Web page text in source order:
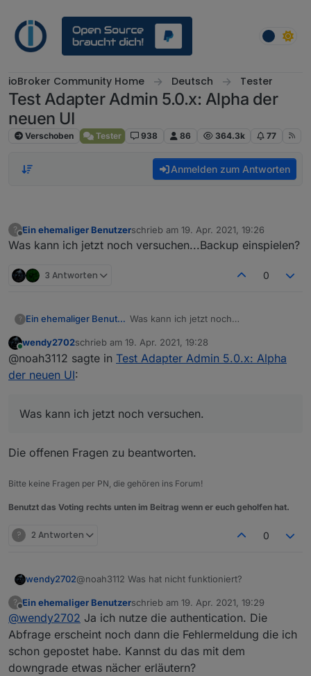
ioBroker Community Home Deutsch Tester
Test Adapter Admin 5.0.x: Alpha der
neuen UI
Verschoben Tester 938 86 364.3k 77
Anmelden zum Antworten
?
Offline
Ein ehemaliger Benutzerschrieb am 19. Apr. 2021, 19:26
zuletzt editiert von
Was kann ich jetzt noch versuchen...Backup einspielen?
3 Antworten 0
? Ein ehemaliger Benutzer Was kann ich jetzt noch
Online
wendy2702schrieb am 19. Apr. 2021, 19:28
zuletzt editiert von
@noah3112 sagte in Test Adapter Admin 5.0.x: Alpha
der neuen UI:
Was kann ich jetzt noch versuchen.
Die offenen Fragen zu beantworten.
Bitte keine Fragen per PN, die gehören ins Forum!
Benutzt das Voting rechts unten im Beitrag wenn er euch geholfen hat.
? 2 Antworten 0
wendy2702@noah3112 Was hat nicht funktioniert?
Benutzt du „authentication“ ?
Mal einen downgrade versucht ?
?
Offline
Ein ehemaliger Benutzerschrieb am 19. Apr. 2021, 19:29
zuletzt editiert von
@wendy2702 Ja ich nutze die authentication. Die
Abfrage erscheint noch dann die Fehlermeldung die ich
schon gepostet habe. Kannst du das mit dem
downgrade etwas nächer erläutern?